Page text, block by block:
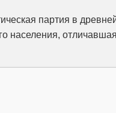
партия в
населения,